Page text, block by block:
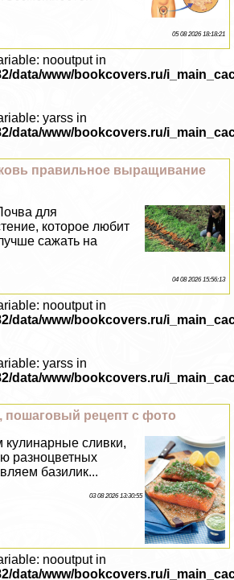
05 08 2026 18:18:21
nooutput in
data/www/bookcovers.ru/
yarss in
data/www/bookcovers.ru/
правильное выращивание
для
которое любит
сажать на
04 08 2026 15:56:13
nooutput in
data/www/bookcovers.ru/
yarss in
data/www/bookcovers.ru/
пошаговый рецепт с фото
сливки,
разноцветных
базилик...
03 08 2026 13:30:55
nooutput in
data/www/bookcovers.ru/